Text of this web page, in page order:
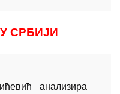
СРБИЈИ
анализира